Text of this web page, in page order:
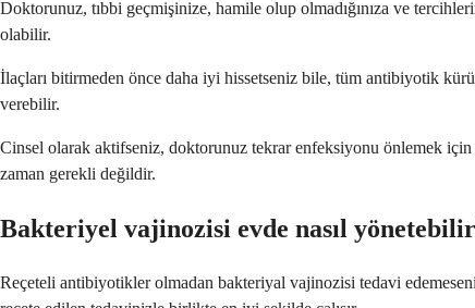
Doktorunuz, tıbbi geçmişinize, hamile olup olmadığınıza ve
olabilir.
İlaçları bitirmeden önce daha iyi hissetseniz bile, tüm antibiyotik
verebilir.
Cinsel olarak aktifseniz, doktorunuz tekrar enfeksiyonu önlemek
zaman gerekli değildir.
Bakteriyel vajinozisi evde nasıl
Reçeteli antibiyotikler olmadan bakteriyal vajinozisi tedavi